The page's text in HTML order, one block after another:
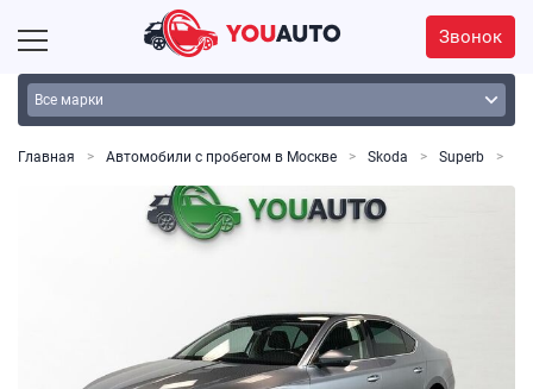
Звонок
Главная Автомобили с пробегом в Москве Skoda Superb